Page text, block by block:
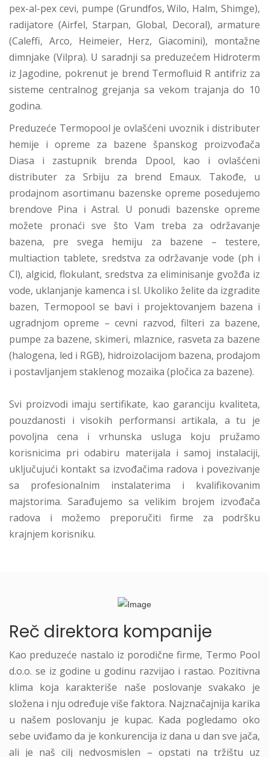
pex-al-pex cevi, pumpe (Grundfos, Wilo, Halm, Shimge),
radijatore (Airfel, Starpan, Global, Decoral), armature
(Caleffi, Arco, Heimeier, Herz, Giacomini), montažne
dimnjake (Vilpra). U saradnji sa preduzećem Hidroterm
iz Jagodine, pokrenut je brend Termofluid R antifriz za
sisteme centralnog grejanja sa vekom trajanja do 10
godina.
Preduzeće Termopool je ovlašćeni uvoznik i distributer
hemije i opreme za bazene španskog proizvođača
Diasa i zastupnik brenda Dpool, kao i ovlašćeni
distributer za Srbiju za brend Emaux. Takođe, u
prodajnom asortimanu bazenske opreme posedujemo
brendove Pina i Astral. U ponudi bazenske opreme
možete pronaći sve što Vam treba za održavanje
bazena, pre svega hemiju za bazene – testere,
multiaction tablete, sredstva za održavanje vode (ph i
Cl), algicid, flokulant, sredstva za eliminisanje gvožđa iz
vode, uklanjanje kamenca i sl. Ukoliko želite da izgradite
bazen, Termopool se bavi i projektovanjem bazena i
ugradnjom opreme – cevni razvod, filteri za bazene,
pumpe za bazene, skimeri, mlaznice, rasveta za bazene
(halogena, led i RGB), hidroizolacijom bazena, prodajom
i postavljanjem staklenog mozaika (pločica za bazene).
Svi proizvodi imaju sertifikate, kao garanciju kvaliteta,
pouzdanosti i visokih performansi artikala, a tu je
povoljna cena i vrhunska usluga koju pružamo
korisnicima pri odabiru materijala i samoj instalaciji,
uključujući kontakt sa izvođačima radova i povezivanje
sa profesionalnim instalaterima i kvalifikovanim
majstorima. Sarađujemo sa velikim brojem izvođača
radova i možemo preporučiti firme za podršku
krajnjem korisniku.
Reč direktora kompanije
Kao preduzeće nastalo iz porodične firme, Termo Pool
d.o.o. se iz godine u godinu razvijao i rastao. Pozitivna
klima koja karakteriše naše poslovanje svakako je
složena i nju određuje više faktora. Najznačajnija karika
u našem poslovanju je kupac. Kada pogledamo oko
sebe uviđamo da je konkurencija iz dana u dan sve jača,
ali je naš cilj nedvosmislen – opstati na tržištu uz